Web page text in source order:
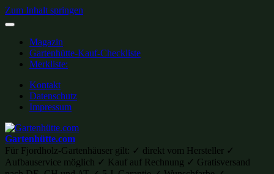
Zum Inhalt springen
Magazin
Gartenhütte-Kauf-Checkliste
Merkliste:
Kontakt
Datenschutz
Impressum
Gartenhütte.com
Für Fjordholz-Gartenhäuser gilt: ✓ direkt vom Hersteller ✓
Aufbauservice möglich ✓ Kauf auf Rechnung ✓ Gratisversand